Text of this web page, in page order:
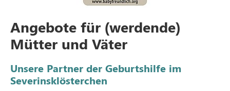
Angebote für (werdende)
Mütter und Väter
Unsere Partner der Geburtshilfe im
Severinsklösterchen